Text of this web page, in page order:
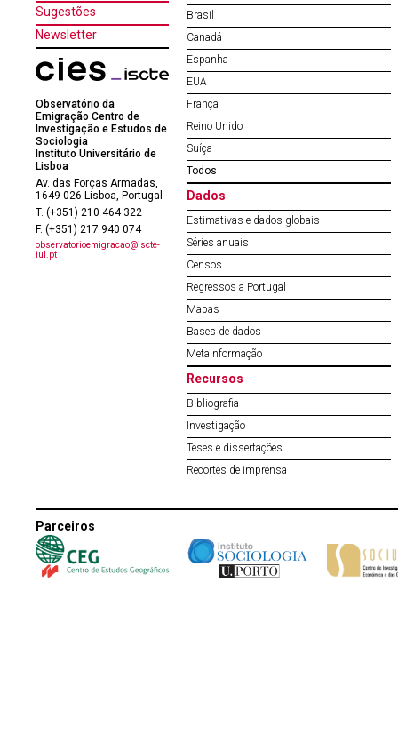
Sugestões
Newsletter
Observatório da
Emigração Centro de
Investigação e Estudos de
Sociologia
Instituto Universitário de
Lisboa
Av. das Forças Armadas,
1649-026 Lisboa, Portugal
T. (+351) 210 464 322
F. (+351) 217 940 074
observatorioemigracao@iscte-
iul.pt
Brasil
Canadá
Espanha
EUA
França
Reino Unido
Suíça
Todos
Dados
Estimativas e dados globais
Séries anuais
Censos
Regressos a Portugal
Mapas
Bases de dados
Metainformação
Recursos
Bibliografia
Investigação
Teses e dissertações
Recortes de imprensa
Parceiros